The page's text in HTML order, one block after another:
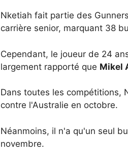
Nketiah fait partie des
carrière senior, marquant 38
Cependant, le joueur de 24
largement rapporté que Mikel
Dans toutes les compétitions,
contre l'Australie en octobre.
Néanmoins, il n'a qu'un seul
novembre.